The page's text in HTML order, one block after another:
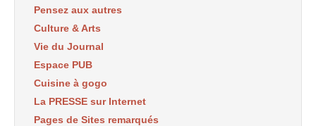
Pensez aux autres
Culture & Arts
Vie du Journal
Espace PUB
Cuisine à gogo
La PRESSE sur Internet
Pages de Sites remarqués